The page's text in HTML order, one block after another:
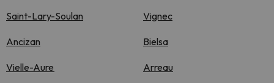
Saint-Lary-Soulan Vignec
Ancizan Bielsa
Vielle-Aure Arreau